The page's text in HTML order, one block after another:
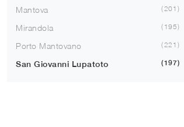
Mantova 201
Mirandola 195
Porto Mantovano 221
San Giovanni Lupatoto 197